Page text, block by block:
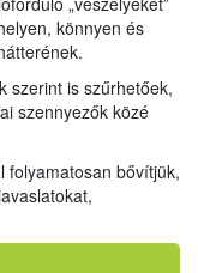
könnyen és
szerint is szűrhetőek,
szennyezők közé
folyamatosan bővítjük,